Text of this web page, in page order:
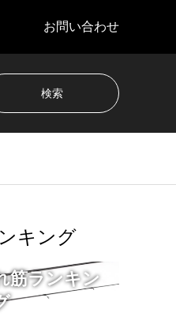
お問い合わせ
キング
筋ランキン